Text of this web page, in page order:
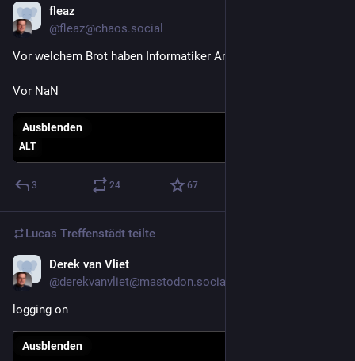
fleaz
@fleaz@chaos.social
Vor welchem Brot haben Informatiker Angst?
Vor NaN
ALT
Ausblenden
3 24 67
Lucas Treffenstädt teilte
Derek van Vliet
@derekvanvliet@mastodon.social
logging on
Ausblenden